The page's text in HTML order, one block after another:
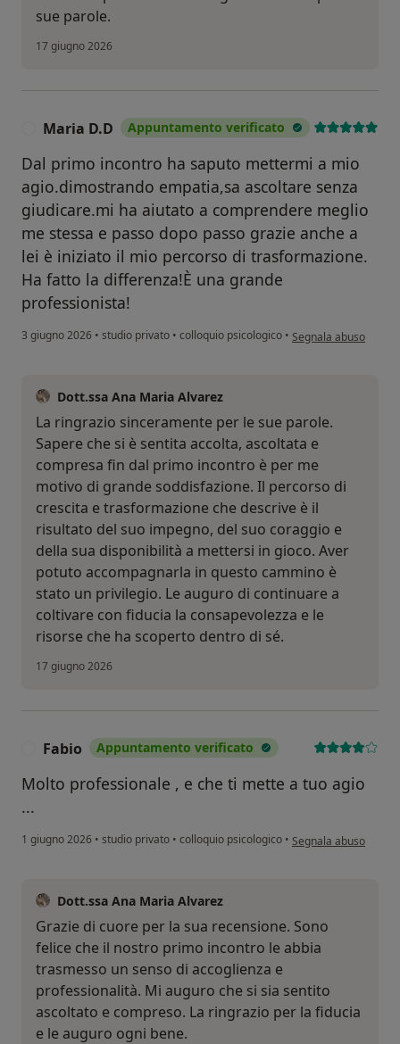
sue parole.
17 giugno 2026
Maria D.D Appuntamento verificato
Dal primo incontro ha saputo mettermi a mio
agio.dimostrando empatia,sa ascoltare senza
giudicare.mi ha aiutato a comprendere meglio
me stessa e passo dopo passo grazie anche a
lei è iniziato il mio percorso di trasformazione.
Ha fatto la differenza!È una grande
professionista!
3 giugno 2026 • studio privato • colloquio psicologico • secondo l'opinione
Segnala abuso
Dott.ssa Ana Maria Alvarez
La ringrazio sinceramente per le sue parole.
Sapere che si è sentita accolta, ascoltata e
compresa fin dal primo incontro è per me
motivo di grande soddisfazione. Il percorso di
crescita e trasformazione che descrive è il
risultato del suo impegno, del suo coraggio e
della sua disponibilità a mettersi in gioco. Aver
potuto accompagnarla in questo cammino è
stato un privilegio. Le auguro di continuare a
coltivare con fiducia la consapevolezza e le
risorse che ha scoperto dentro di sé.
17 giugno 2026
Fabio Appuntamento verificato
Molto professionale , e che ti mette a tuo agio
...
1 giugno 2026 • studio privato • colloquio psicologico • secondo l'opinione
Segnala abuso
Dott.ssa Ana Maria Alvarez
Grazie di cuore per la sua recensione. Sono
felice che il nostro primo incontro le abbia
trasmesso un senso di accoglienza e
professionalità. Mi auguro che si sia sentito
ascoltato e compreso. La ringrazio per la fiducia
e le auguro ogni bene.